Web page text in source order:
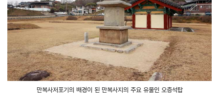
만복사저포기의 배경이 된 만복사지의 주요 유물인 오층석탑